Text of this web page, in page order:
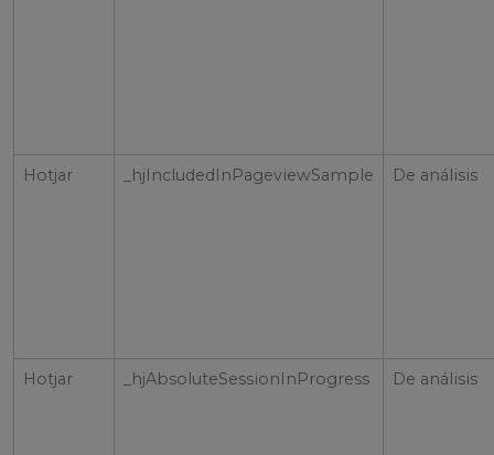
Hotjar _hjIncludedInPageviewSample De análisis
Hotjar _hjAbsoluteSessionInProgress De análisis